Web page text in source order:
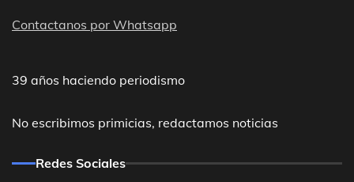
Contactanos por Whatsapp
39 años haciendo periodismo
No escribimos primicias, redactamos noticias
Redes Sociales